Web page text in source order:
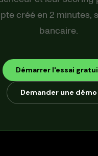
créé en 2 minutes,
bancaire.
Démarrer l'essai
Demander une démo